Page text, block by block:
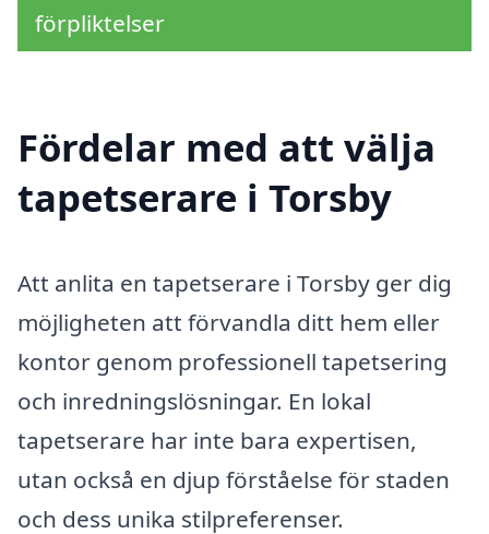
förpliktelser
Fördelar med att välja
tapetserare i Torsby
Att anlita en tapetserare i Torsby ger dig
möjligheten att förvandla ditt hem eller
kontor genom professionell tapetsering
och inredningslösningar. En lokal
tapetserare har inte bara expertisen,
utan också en djup förståelse för staden
och dess unika stilpreferenser.